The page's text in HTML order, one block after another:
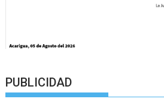
PUBLICIDAD